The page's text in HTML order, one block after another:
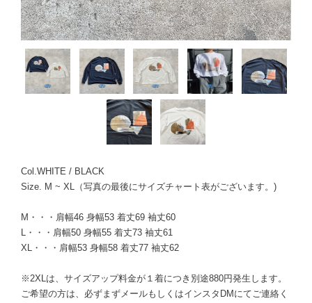
Col.WHITE / BLACK
Size. M ~ XL（写真の最後にサイズチャート表がございます。)
M・・・肩幅46 身幅53 着丈69 袖丈60
L・・・肩幅50 身幅55 着丈73 袖丈61
XL・・・肩幅53 身幅58 着丈77 袖丈62
※2XLは、サイズアップ料金が１着につき別途880円発生します。
ご希望の方は、必ずまずメールもしくはインスタDMにてご連絡く